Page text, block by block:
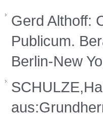
Gerd Althoff:
Publicum.
Berlin-New